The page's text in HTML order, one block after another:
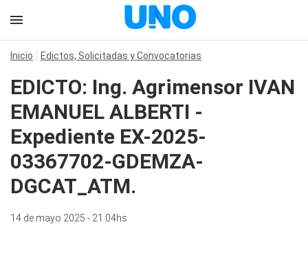
Inicio Edictos, Solicitadas y Convocatorias
EDICTO: Ing. Agrimensor IVAN
EMANUEL ALBERTI -
Expediente EX-2025-
03367702-GDEMZA-
DGCAT_ATM.
14 de mayo 2025 - 21:04hs